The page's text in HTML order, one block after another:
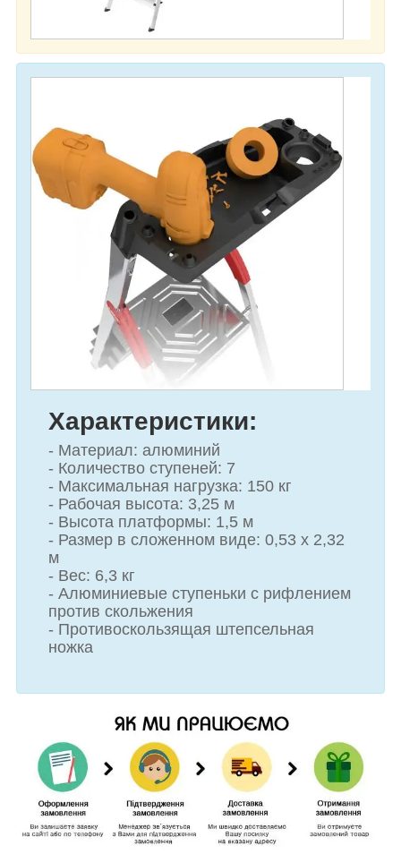
Характеристики:
- Материал: алюминий
- Количество ступеней: 7
- Максимальная нагрузка: 150 кг
- Рабочая высота: 3,25 м
- Высота платформы: 1,5 м
- Размер в сложенном виде: 0,53 х 2,32
м
- Вес: 6,3 кг
- Алюминиевые ступеньки с рифлением
против скольжения
- Противоскользящая штепсельная
ножка